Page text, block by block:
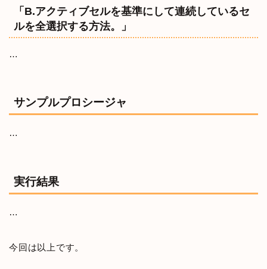
「B.アクティブセルを基準にして連続しているセ
ルを全選択する方法。」
…
サンプルプロシージャ
…
実行結果
…
今回は以上です。